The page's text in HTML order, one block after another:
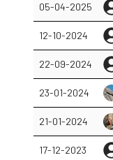
05-04-2025
12-10-2024
22-09-2024
23-01-2024
21-01-2024
17-12-2023